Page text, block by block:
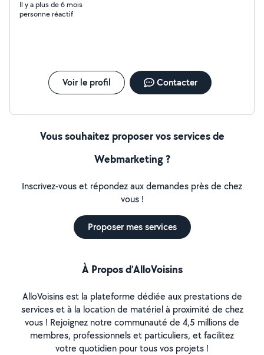
Il y a plus de 6 mois
personne réactif
Voir le profil Contacter
Vous souhaitez proposer vos services de
Webmarketing ?
Inscrivez-vous et répondez aux demandes près de chez
vous !
Proposer mes services
À Propos d’AlloVoisins
AlloVoisins est la plateforme dédiée aux prestations de
services et à la location de matériel à proximité de chez
vous ! Rejoignez notre communauté de 4,5 millions de
membres, professionnels et particuliers, et facilitez
votre quotidien pour tous vos projets !